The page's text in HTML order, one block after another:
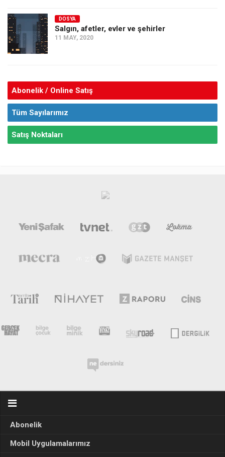
DOSYA
Salgın, afetler, evler ve şehirler
11 MAY, 2020
Abonelik / Online Satış
Tüm Sayılarımız
Satış Noktaları
Abonelik
Mobil Uygulamalarımız